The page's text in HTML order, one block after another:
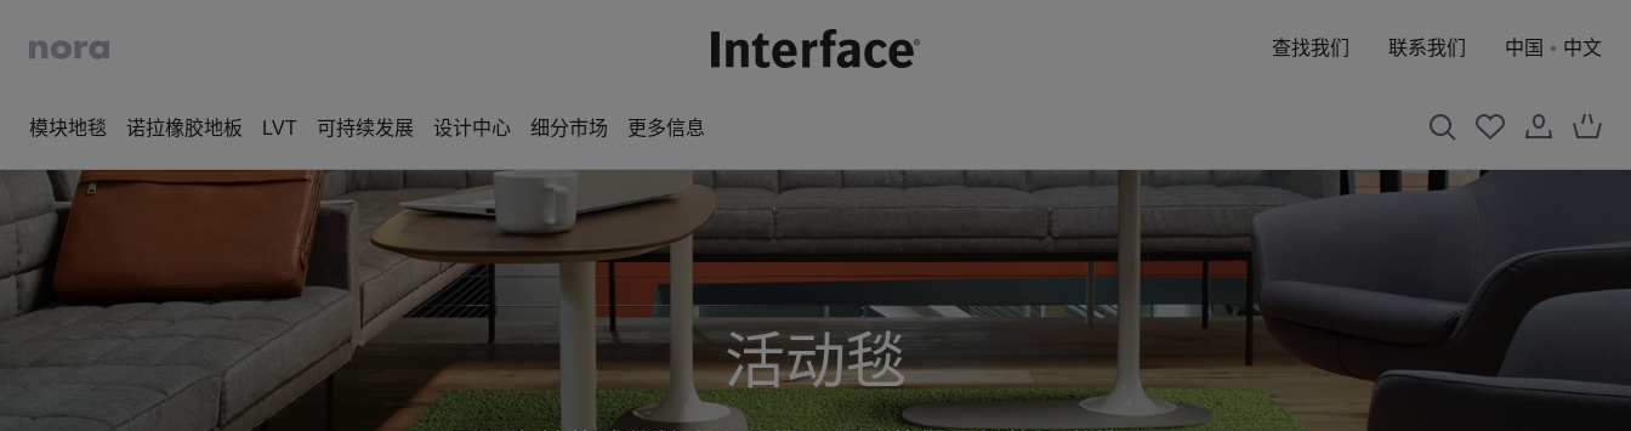
查找我们 联系我们 中国 中文
模块地毯 诺拉橡胶地板 LVT 可持续发展 设计中心 细分市场 更多信息
活动毯